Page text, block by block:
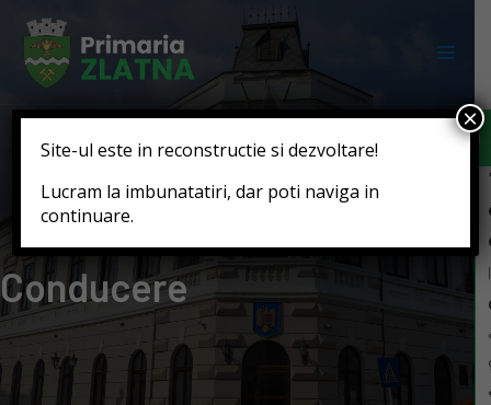
Conducere
Site-ul este in reconstructie si dezvoltare!
Lucram la imbunatatiri, dar poti naviga in
continuare.
×